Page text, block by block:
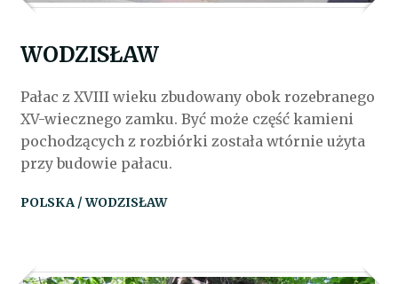
WODZISŁAW
Pałac z XVIII wieku zbudowany obok rozebranego
XV-wiecznego zamku. Być może część kamieni
pochodzących z rozbiórki została wtórnie użyta
przy budowie pałacu.
POLSKA / WODZISŁAW